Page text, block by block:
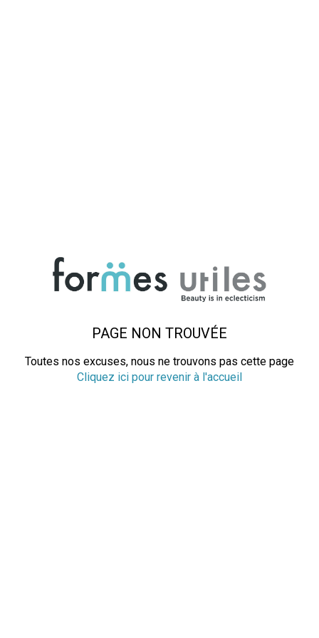
PAGE NON TROUVÉE
Toutes nos excuses, nous ne trouvons pas cette page
Cliquez ici pour revenir à l'accueil